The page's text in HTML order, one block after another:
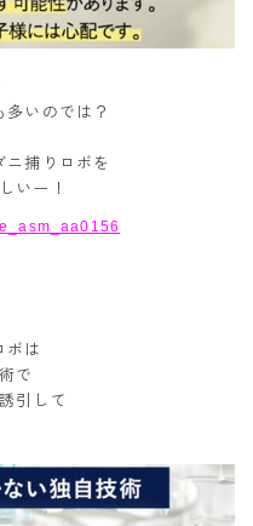
多いのでは？
ニ捕りロボを
いー！
ボは
で
引して